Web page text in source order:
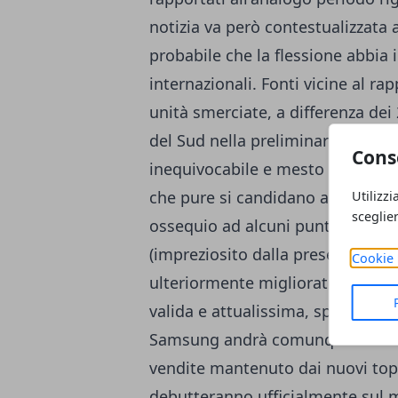
Cookie
notizia va però contestualizzata
probabile che la flessione
internazionali. Fonti vicine al
unità smerciate, a differenza dei
del Sud nella preliminare fase
inequivocabile e mesto il
che pure si candidano ad
ossequio ad alcuni punti
(impreziosito dalla presenza del
ulteriormente migliorato
valida e attualissima, specie
Samsung andrà comunque ad
vendite mantenuto dai nuovi